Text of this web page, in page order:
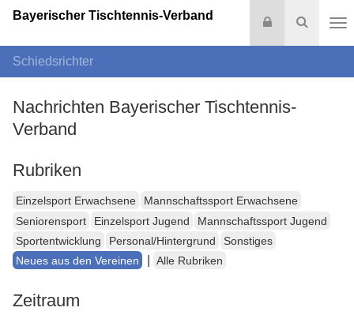
Suche
Login
Bayerischer Tischtennis-Verband
Schiedsrichter
Nachrichten Bayerischer Tischtennis-
Verband
Rubriken
Einzelsport Erwachsene
Mannschaftssport Erwachsene
Seniorensport
Einzelsport Jugend
Mannschaftssport Jugend
Sportentwicklung
Personal/Hintergrund
Sonstiges
Neues aus den Vereinen
Alle Rubriken
Zeitraum